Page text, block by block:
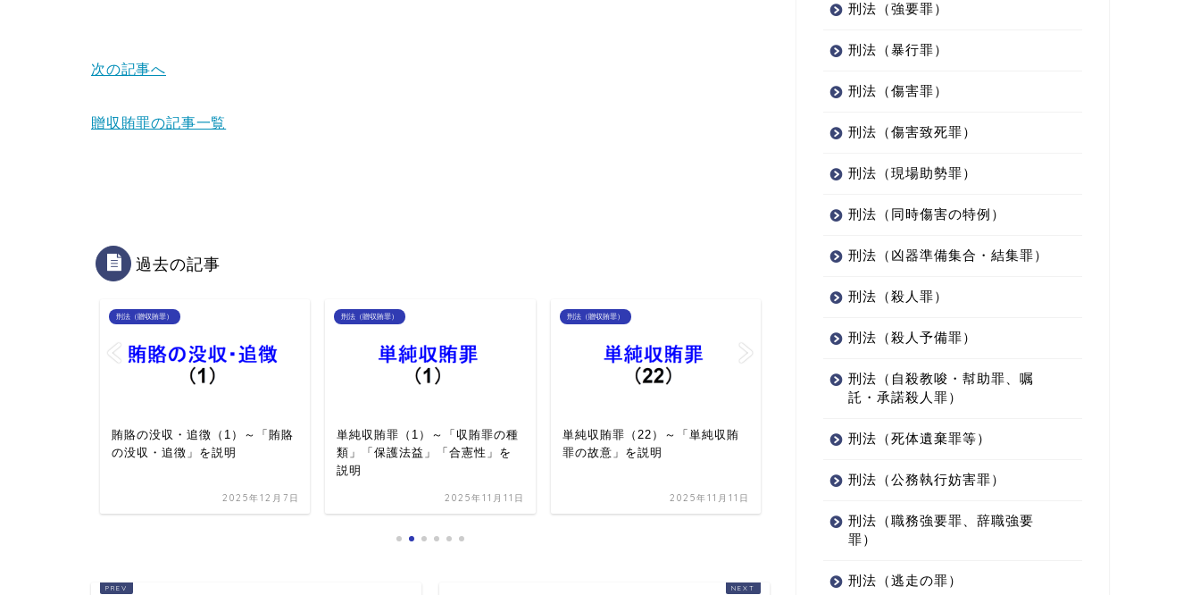
次の記事へ
贈収賄罪の記事一覧
過去の記事
刑法（贈収賄罪）
賄賂の没収・追徴（1）～「賄賂
の没収・追徴」を説明
2025年12月7日
刑法（贈収賄罪）
単純収賄罪（1）～「収賄罪の種
類」「保護法益」「合憲性」を
説明
2025年11月11日
刑法（贈収賄罪）
単純収賄罪（22）～「単純収賄
罪の故意」を説明
2025年11月11日
賄賂の没収・追徴（17）～「不
刑法（強要罪）
刑法（暴行罪）
刑法（傷害罪）
刑法（傷害致死罪）
刑法（現場助勢罪）
刑法（同時傷害の特例）
刑法（凶器準備集合・結集罪）
刑法（殺人罪）
刑法（殺人予備罪）
刑法（自殺教唆・幇助罪、嘱
託・承諾殺人罪）
刑法（死体遺棄罪等）
刑法（公務執行妨害罪）
刑法（職務強要罪、辞職強要
罪）
刑法（逃走の罪）